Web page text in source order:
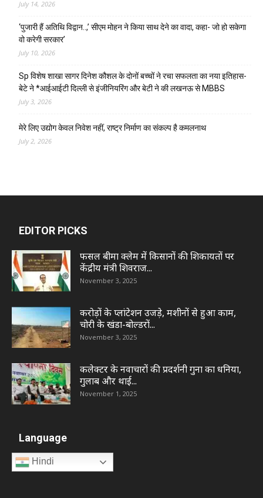
July 14, 2026
‘पुजारी हैं अतिथि विद्वान..,’ सीएम मोहन ने किया साथ देने का वादा, कहा- जो हो सकेगा
वो करेगी सरकार’
July 10, 2026
Sp विशेष शाखा सागर दिनेश कौशल के दोनों बच्चों ने रचा सफलता का नया इतिहास-
बेटे ने *आईआईटी दिल्ली से इंजीनियरिंग और बेटी ने की लखनऊ से MBBS
July 3, 2026
मेरे लिए उद्योग केवल निवेश नहीं, राष्ट्र निर्माण का संकल्प है कमलनाथ
July 2, 2026
EDITOR PICKS
फसल बीमा क्लेम में किसानों की शिकायतों पर
केंद्रीय मंत्री शिवराज...
November 3, 2025
करोड़ों के प्लांटेशन उजड़े, मशीनों से हुआ काम,
चोरी के खंडा-बोल्डरों...
November 3, 2025
कलेक्टर के नवाचारों की प्रदर्शनी गुना का धनिया,
गुलाब और थाई...
November 1, 2025
Language
Hindi